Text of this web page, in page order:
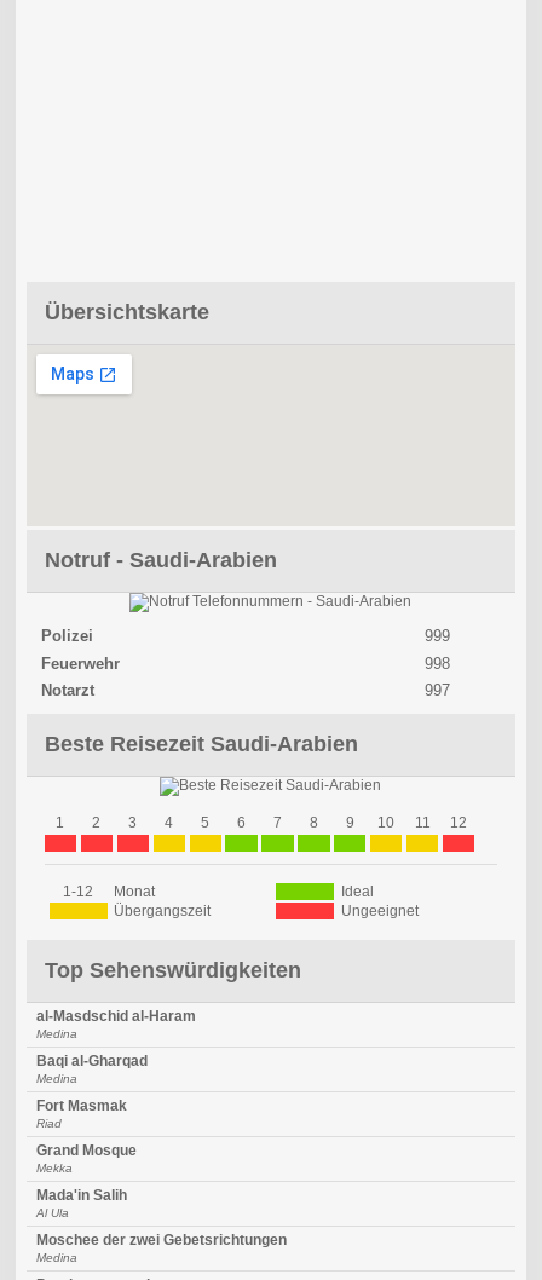
Übersichtskarte
Notruf - Saudi-Arabien
Polizei
999
Feuerwehr
998
Notarzt
997
Beste Reisezeit Saudi-Arabien
1 2 3 4 5 6 7 8 9 10 11 12
1-12 Monat
Ideal
Übergangszeit
Ungeeignet
Top Sehenswürdigkeiten
al-Masdschid al-Haram
Medina
Baqi al-Gharqad
Medina
Fort Masmak
Riad
Grand Mosque
Mekka
Mada'in Salih
Al Ula
Moschee der zwei Gebetsrichtungen
Medina